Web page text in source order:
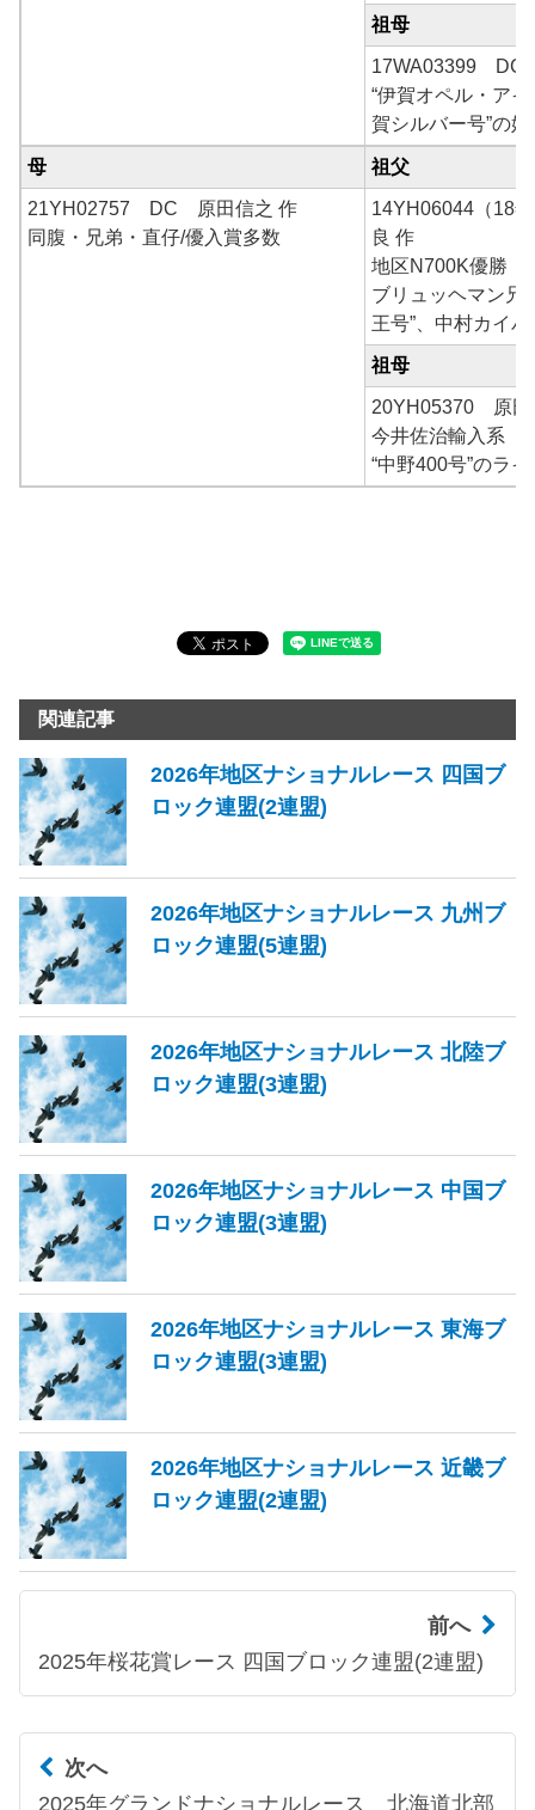
祖母
17WA03399 DC
“伊賀オペル・アイ
賀シルバー号”の娘
母 祖父
21YH02757 DC 原田信之 作
同腹・兄弟・直仔/優入賞多数
14YH06044（18
良 作
地区N700K優勝・
ブリュッヘマン兄
王号”、中村カイ
祖母
20YH05370 原田
今井佐治輸入系
“中野400号”のライ
関連記事
2026年地区ナショナルレース 四国ブ
ロック連盟(2連盟)
2026年地区ナショナルレース 九州ブ
ロック連盟(5連盟)
2026年地区ナショナルレース 北陸ブ
ロック連盟(3連盟)
2026年地区ナショナルレース 中国ブ
ロック連盟(3連盟)
2026年地区ナショナルレース 東海ブ
ロック連盟(3連盟)
2026年地区ナショナルレース 近畿ブ
ロック連盟(2連盟)
前へ
2025年桜花賞レース 四国ブロック連盟(2連盟)
次へ
2025年グランドナショナルレース 北海道北部